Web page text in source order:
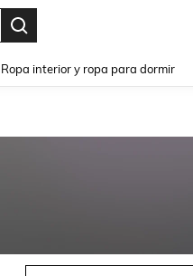
Ropa interior y ropa para dormir